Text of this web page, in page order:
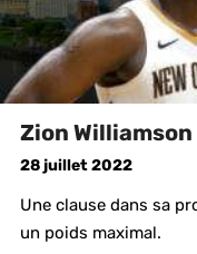
Zion
28 juillet 2022
Une clause dans sa
un poids maximal.